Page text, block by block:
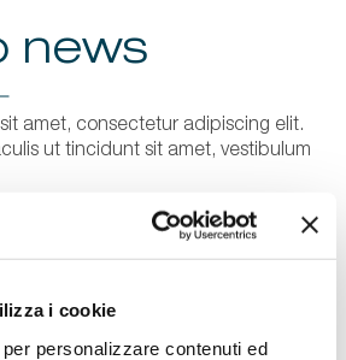
i cookie
personalizzare contenuti ed
news
amet, consectetur adipiscing elit.
ut tincidunt sit amet, vestibulum